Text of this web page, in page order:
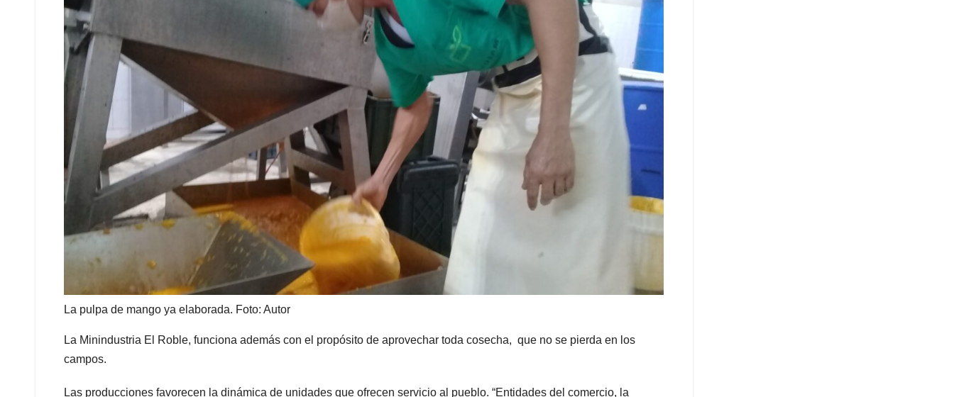
La pulpa de mango ya elaborada. Foto: Autor
La Minindustria El Roble, funciona además con el propósito de aprovechar toda cosecha, que no se pierda en los
campos.
Las producciones favorecen la dinámica de unidades que ofrecen servicio al pueblo. “Entidades del comercio, la